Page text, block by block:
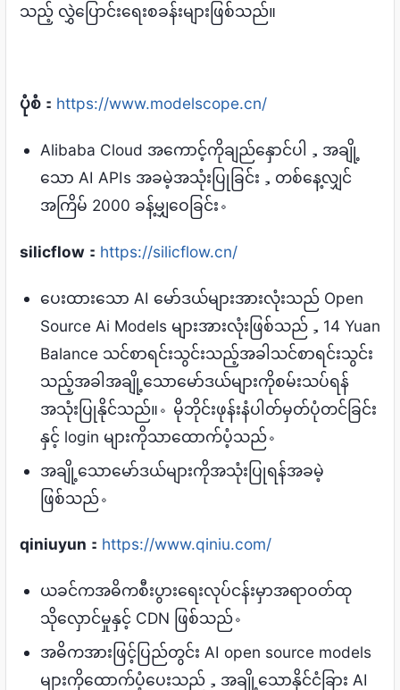
သည့် လွှဲပြောင်းရေးစခန်းများဖြစ်သည်။
ပုံစံ： https://www.modelscope.cn/
Alibaba Cloud အကောင့်ကိုချည်နှောင်ပါ，အချို့
သော AI APIs အခမဲ့အသုံးပြုခြင်း，တစ်နေ့လျှင်
အကြိမ် 2000 ခန့်မျှဝေခြင်း。
silicflow： https://silicflow.cn/
ပေးထားသော AI မော်ဒယ်များအားလုံးသည် Open
Source Ai Models များအားလုံးဖြစ်သည်，14 Yuan
Balance သင်စာရင်းသွင်းသည့်အခါသင်စာရင်းသွင်း
သည့်အခါအချို့သောမော်ဒယ်များကိုစမ်းသပ်ရန်
အသုံးပြုနိုင်သည်။。မိုဘိုင်းဖုန်းနံပါတ်မှတ်ပုံတင်ခြင်း
နှင့် login များကိုသာထောက်ပံ့သည်。
အချို့သောမော်ဒယ်များကိုအသုံးပြုရန်အခမဲ့
ဖြစ်သည်。
qiniuyun ： https://www.qiniu.com/
ယခင်ကအဓိကစီးပွားရေးလုပ်ငန်းမှာအရာဝတ်ထု
သိုလှောင်မှုနှင့် CDN ဖြစ်သည်。
အဓိကအားဖြင့်ပြည်တွင်း AI open source models
များကိုထောက်ပံ့ပေးသည်，အချို့သောနိုင်ငံခြား AI